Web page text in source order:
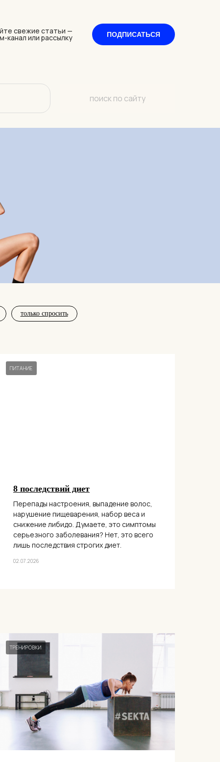
свежие статьи —
канал или рассылку ПОДПИСАТЬСЯ
поиск по сайту
только спросить
ПИТАНИЕ
8 последствий диет
Перепады настроения, выпадение волос,
нарушение пищеварения, набор веса и
снижение либидо. Думаете, это симптомы
серьезного заболевания? Нет, это всего
лишь последствия строгих диет.
02.07.2026
ТРЕНИРОВКИ